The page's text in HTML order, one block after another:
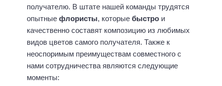
получателю. В штате нашей команды трудятся
опытные флористы, которые быстро и
качественно составят композицию из любимых
видов цветов самого получателя. Также к
неоспоримым преимуществам совместного с
нами сотрудничества являются следующие
моменты: